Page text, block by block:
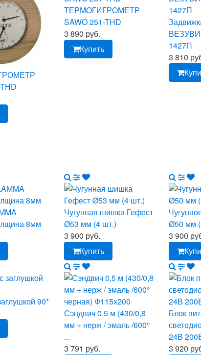
ТЕРМОГИГРОМЕТР
SAWO 251-THD
3 890 руб.
Купить
1427П
3 810
8мм
Чугунная шишка Гефест
Ø53 мм (4 шт.)
3 900 руб.
Купить
Ø50 мм
3 900
90*
Сэндвич 0,5 м (430/0,8
мм + нерж / эмаль /600°
...
3 791 руб.
Блок
24В
3 920